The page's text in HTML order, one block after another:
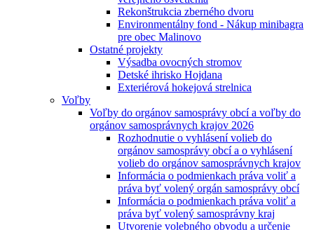
Rekonštrukcia zberného dvoru
Environmentálny fond - Nákup minibagra
pre obec Malinovo
Ostatné projekty
Výsadba ovocných stromov
Detské ihrisko Hojdana
Exteriérová hokejová strelnica
Voľby
Voľby do orgánov samosprávy obcí a voľby do
orgánov samosprávnych krajov 2026
Rozhodnutie o vyhlásení volieb do
orgánov samosprávy obcí a o vyhlásení
volieb do orgánov samosprávnych krajov
Informácia o podmienkach práva voliť a
práva byť volený orgán samosprávy obcí
Informácia o podmienkach práva voliť a
práva byť volený samosprávny kraj
Utvorenie volebného obvodu a určenie